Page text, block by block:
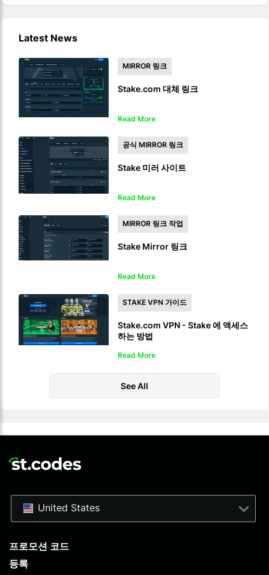
Latest News
MIRROR 링크
Stake.com 대체 링크
Read More
공식 MIRROR 링크
Stake 미러 사이트
Read More
MIRROR 링크 작업
Stake Mirror 링크
Read More
STAKE VPN 가이드
Stake.com VPN - Stake 에 액세스
하는 방법
Read More
See All
프로모션 코드
등록
United States